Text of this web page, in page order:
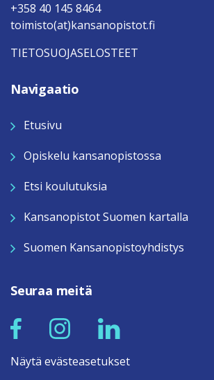
+358 40 145 8464
toimisto(at)kansanopistot.fi
TIETOSUOJASELOSTEET
Navigaatio
Etusivu
Opiskelu kansanopistossa
Etsi koulutuksia
Kansanopistot Suomen kartalla
Suomen Kansanopistoyhdistys
Seuraa meitä
Näytä evästeasetukset